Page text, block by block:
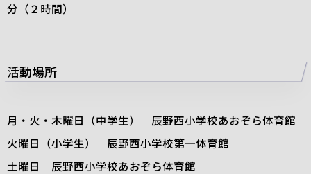
分（２時間）
活動場所
月・火・木曜日（中学生） 辰野西小学校あおぞら体育館
火曜日（小学生） 辰野西小学校第一体育館
土曜日 辰野西小学校あおぞら体育館